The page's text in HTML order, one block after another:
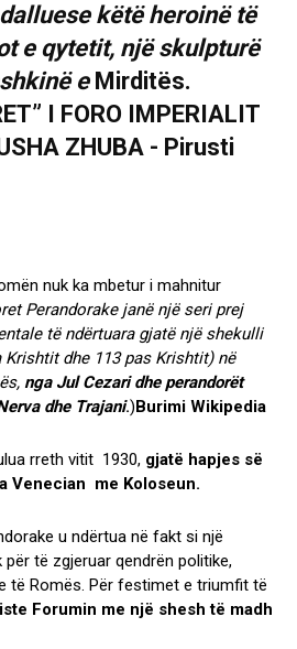
këtë heroinë të
e qytetit, një skulpturë
eMirditës.
nuk ka mbetur i mahnitur
Perandorake janë një seri prej
të ndërtuara gjatë një shekulli
dhe 113 pas Krishtit) në
nga Jul Cezari dhe perandorët
dhe Trajani.)Burimi Wikipedia
rreth vitit 1930, gjatë hapjes së
Venecian me Koloseun.
u ndërtua në fakt si një
të zgjeruar qendrën politike,
të Romës. Për festimet e triumfit të
Forumin me një shesh të madh